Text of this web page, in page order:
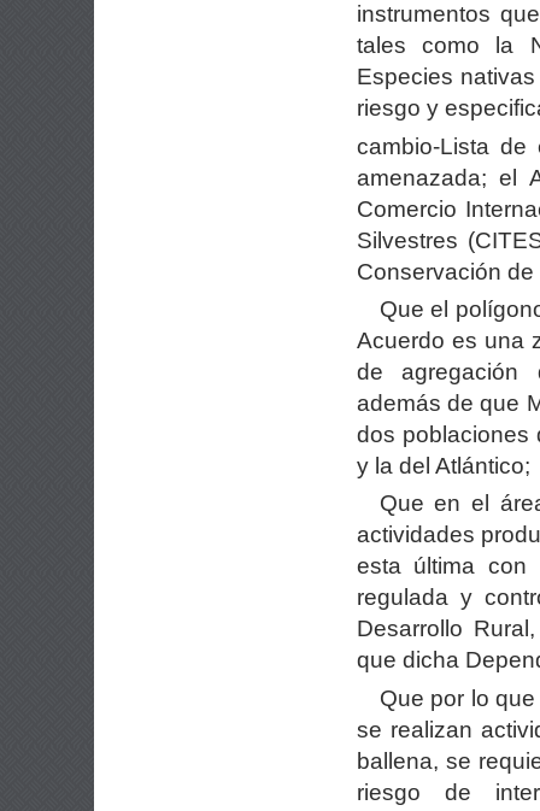
instrumentos
tales como la
Especies
riesgo y
cambio-Lista
amenazada; el
Comercio
Silvestres
Conservación
Que el
Acuerdo es una
de agregación
además de que
dos poblaciones
y la del Atlántico;
Que en el
actividades
esta última con
regulada y
Desarrollo
que dicha
Que por lo
se realizan
ballena, se
riesgo de